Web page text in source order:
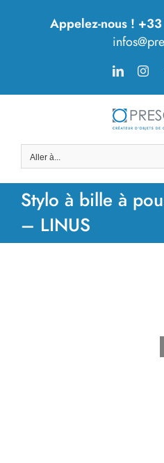
Appelez-nous !
LinkedIn
Aller à...
Stylo à bille à
– LINUS